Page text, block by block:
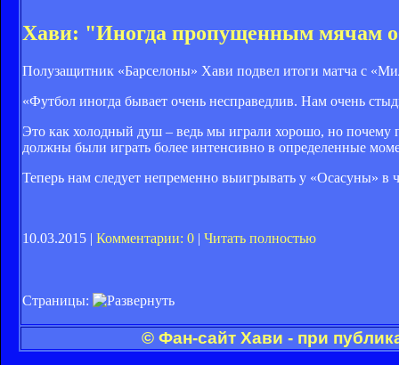
Хави: "Иногда пропущенным мячам
Полузащитник «Барселоны» Хави подвел итоги матча с
«Футбол иногда бывает очень несправедлив. Нам очень
Это как холодный душ – ведь мы играли хорошо, но
должны были играть более интенсивно в определенные
Теперь нам следует непременно выигрывать у «Осасуны»
10.03.2015 | Комментарии: 0 | Читать полностью
Страницы:
© Фан-сайт Хави - при